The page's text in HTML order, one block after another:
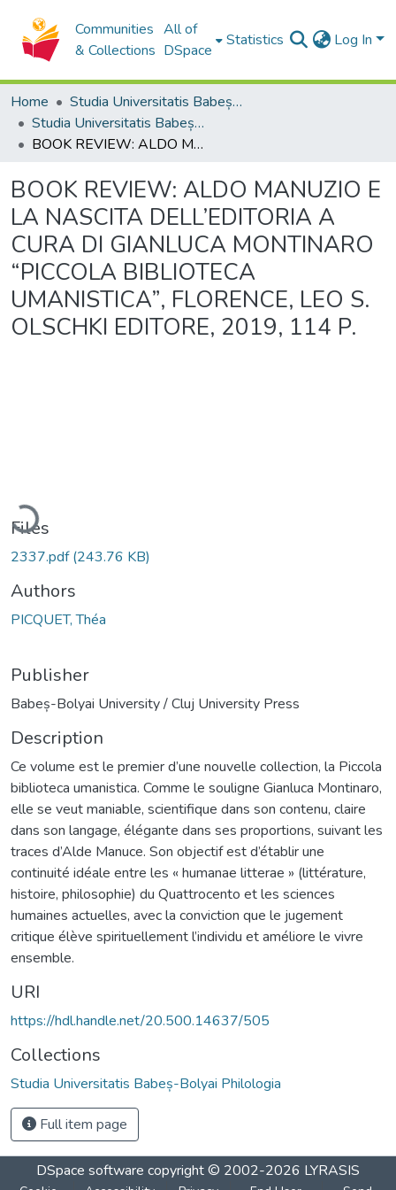
Communities
& Collections
All of
DSpace
Statistics Log In
Home
Studia Universitatis Babeș-Bolyai Collection
Studia Universitatis Babeș-Bolyai Philologia
BOOK REVIEW: ALDO MANUZIO E LA NASCITA DELL’EDITORIA A CURA DI GIANLUCA MONTINARO “PICCOLA BIBLIOTECA UMANISTICA”, FLORENCE, LEO S. OLSCHKI EDITORE, 2019, 114 P.
BOOK REVIEW: ALDO MANUZIO E
LA NASCITA DELL’EDITORIA A
CURA DI GIANLUCA MONTINARO
“PICCOLA BIBLIOTECA
UMANISTICA”, FLORENCE, LEO S.
OLSCHKI EDITORE, 2019, 114 P.
Files
2337.pdf(243.76 KB)
Authors
PICQUET, Théa
Publisher
Babeș-Bolyai University / Cluj University Press
Description
Ce volume est le premier d’une nouvelle collection, la Piccola
biblioteca umanistica. Comme le souligne Gianluca Montinaro,
elle se veut maniable, scientifique dans son contenu, claire
dans son langage, élégante dans ses proportions, suivant les
traces d’Alde Manuce. Son objectif est d’établir une
continuité idéale entre les « humanae litterae » (littérature,
histoire, philosophie) du Quattrocento et les sciences
humaines actuelles, avec la conviction que le jugement
critique élève spirituellement l’individu et améliore le vivre
ensemble.
URI
https://hdl.handle.net/20.500.14637/505
Collections
Studia Universitatis Babeș-Bolyai Philologia
Full item page
DSpace software copyright © 2002-2026 LYRASIS